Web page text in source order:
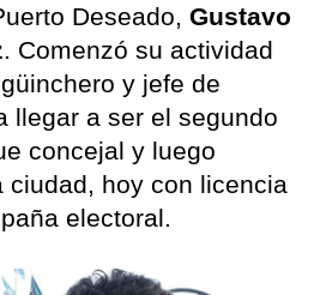
Deseado, Gustavo
. Comenzó su actividad
y jefe de
llegar a ser el segundo
concejal y luego
ciudad, hoy con licencia
electoral.